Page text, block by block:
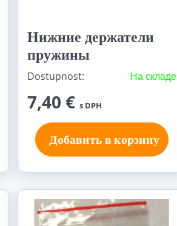
Нижние держатели
пружины
Dostupnost: На складе
7,40 € s DPH
Добавить в корзину